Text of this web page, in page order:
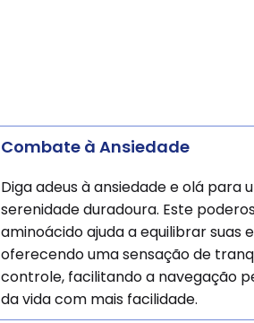
Combate à Ansiedade
Diga adeus à ansiedade e olá para
serenidade duradoura. Este
aminoácido ajuda a equilibrar suas
oferecendo uma sensação de
controle, facilitando a navegação
da vida com mais facilidade.